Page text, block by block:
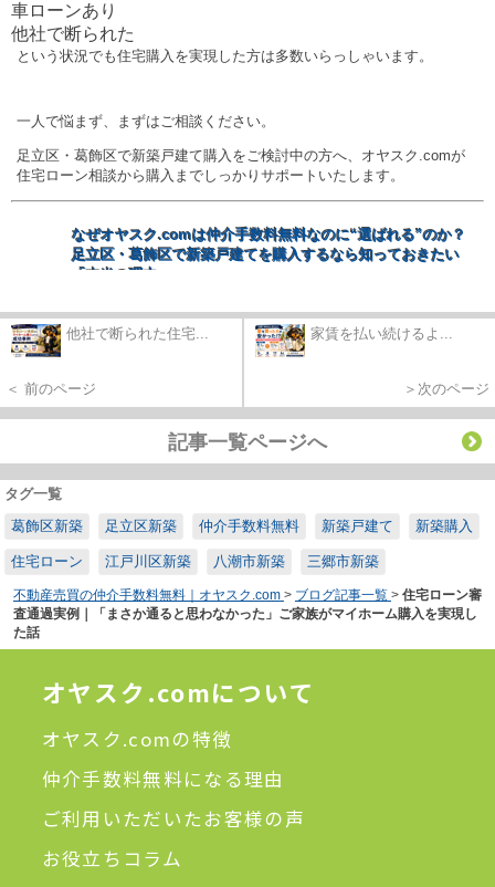
車ローンあり
他社で断られた
という状況でも住宅購入を実現した方は多数いらっしゃいます。
一人で悩まず、まずはご相談ください。
足立区・葛飾区で新築戸建て購入をご検討中の方へ、オヤスク.comが
住宅ローン相談から購入までしっかりサポートいたします。
なぜオヤスク.comは仲介手数料無料なのに“選ばれる”のか？
足立区・葛飾区で新築戸建てを購入するなら知っておきたい
「本当の理由」
https://www.oyasuku.net/blog/entry-793129/
事
https://fudosan-mirai.jp/adachi-sinnchiku/
葛飾区で新築戸建てを仲介手数料無料で購入したい方向けの記
事
他社で断られた住宅...
＜ 前のページ
家賃を払い続けるよ...
＞次のページ
記事一覧ページへ
タグ一覧
葛飾区新築
足立区新築 仲介手数料無料 新築戸建て 新築購入
住宅ローン 江戸川区新築 八潮市新築 三郷市新築
不動産売買の仲介手数料無料｜オヤスク.com > ブログ記事一覧 > 住宅ローン審
査通過実例｜「まさか通ると思わなかった」ご家族がマイホーム購入を実現し
た話
オヤスク.comについて
オヤスク.comの特徴
仲介手数料無料になる理由
ご利用いただいたお客様の声
お役立ちコラム